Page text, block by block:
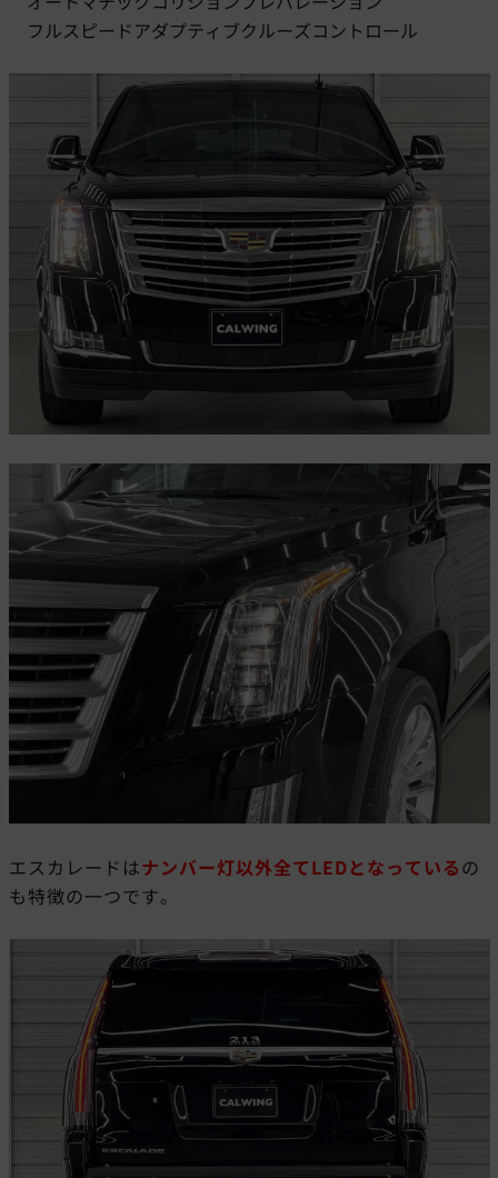
フルスピードアダプティブクルーズコントロール
エスカレードはナンバー灯以外全てLEDとなっているの
も特徴の一つです。